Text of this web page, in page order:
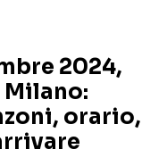
2024,
Milano:
orario,